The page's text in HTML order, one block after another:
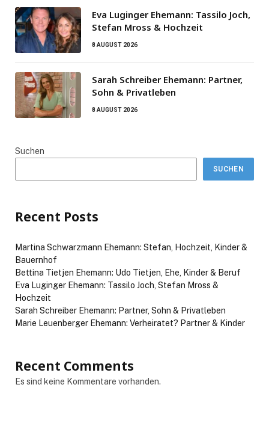
Eva Luginger Ehemann: Tassilo Joch,
Stefan Mross & Hochzeit
8 AUGUST 2026
Sarah Schreiber Ehemann: Partner,
Sohn & Privatleben
8 AUGUST 2026
Suchen
SUCHEN
Recent Posts
Martina Schwarzmann Ehemann: Stefan, Hochzeit, Kinder &
Bauernhof
Bettina Tietjen Ehemann: Udo Tietjen, Ehe, Kinder & Beruf
Eva Luginger Ehemann: Tassilo Joch, Stefan Mross &
Hochzeit
Sarah Schreiber Ehemann: Partner, Sohn & Privatleben
Marie Leuenberger Ehemann: Verheiratet? Partner & Kinder
Recent Comments
Es sind keine Kommentare vorhanden.